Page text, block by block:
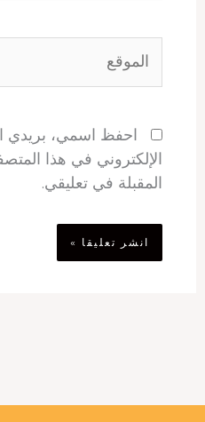
احفظ اسمي، بريدي
الإلكتروني في هذا
المقبلة في تعليقي.